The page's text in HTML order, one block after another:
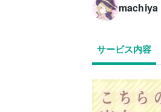
machiya
サービス内容